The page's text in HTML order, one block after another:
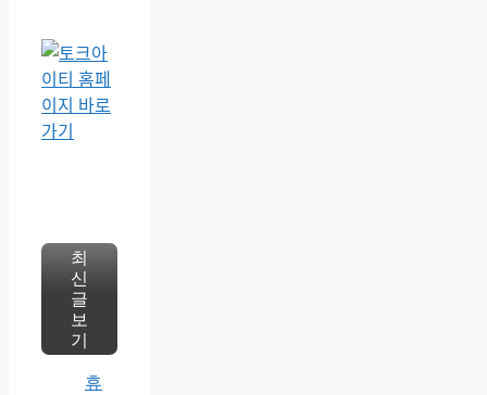
최
신
글
보
기
휴